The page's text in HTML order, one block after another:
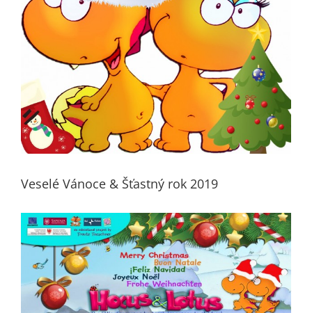
Veselé Vánoce & Šťastný rok 2019